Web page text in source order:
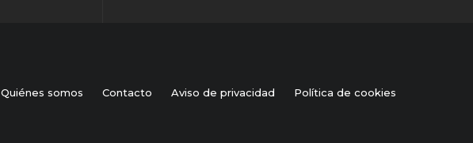
Quiénes somos Contacto Aviso de privacidad Política de cookies